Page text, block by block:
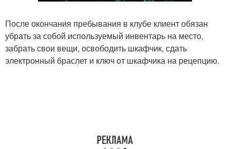
После окончания пребывания в клубе клиент обязан
убрать за собой используемый инвентарь на место,
забрать свои вещи, освободить шкафчик, сдать
электронный браслет и ключ от шкафчика на рецепцию.